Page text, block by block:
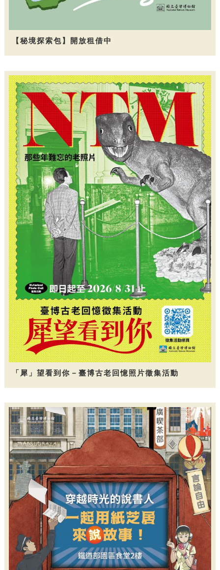
【秘境探索包】開放租借中
「犀」望看到你－臺博古老回憶照片徵集活動